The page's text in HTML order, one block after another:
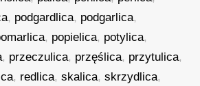
, podgardlica, podgarlica,
, popielica, potylica,
, przeczulica, przęślica, przytulica,
, redlica,skalica,skrzydlica,